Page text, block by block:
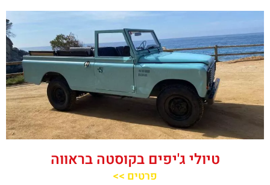
טיולי ג'יפים בקוסטה בראווה
פרטים >>